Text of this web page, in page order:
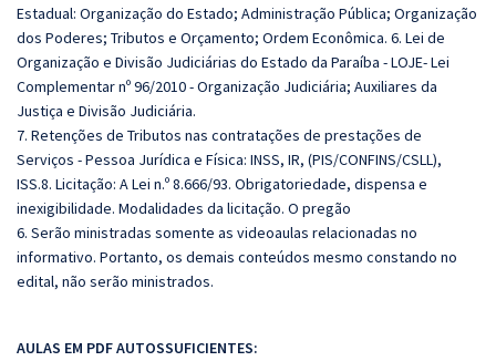
Estadual: Organização do Estado; Administração Pública; Organização
dos Poderes; Tributos e Orçamento; Ordem Econômica. 6. Lei de
Organização e Divisão Judiciárias do Estado da Paraíba - LOJE- Lei
Complementar nº 96/2010 - Organização Judiciária; Auxiliares da
Justiça e Divisão Judiciária.
7. Retenções de Tributos nas contratações de prestações de
Serviços - Pessoa Jurídica e Física: INSS, IR, (PIS/CONFINS/CSLL),
ISS.8. Licitação: A Lei n.º 8.666/93. Obrigatoriedade, dispensa e
inexigibilidade. Modalidades da licitação. O pregão
6. Serão ministradas somente as videoaulas relacionadas no
informativo. Portanto, os demais conteúdos mesmo constando no
edital, não serão ministrados.
AULAS EM PDF AUTOSSUFICIENTES: